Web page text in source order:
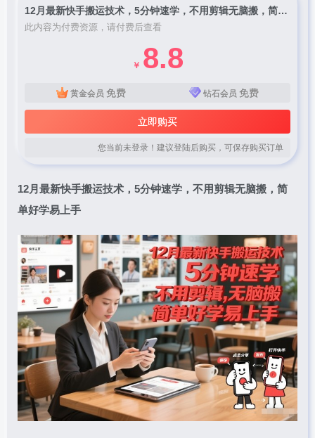
12月最新快手搬运技术，5分钟速学，不用剪辑无脑搬，简单好学易上手
此内容为付费资源，请付费后查看
￥ 8.8
黄金会员 免费 钻石会员 免费
立即购买
您当前未登录！建议登陆后购买，可保存购买订单
12月最新快手搬运技术，5分钟速学，不用剪辑无脑搬，简
单好学易上手